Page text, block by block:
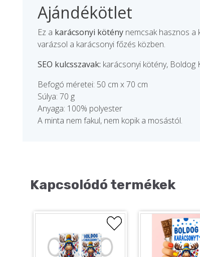
Ajándékötlet
Ez a karácsonyi köténynemcsak hasznos a
varázsol a karácsonyi főzés közben.
SEO kulcsszavak: karácsonyi kötény, Boldog
Befogó méretei: 50 cm x 70 cm
Súlya: 70 g
Anyaga: 100% polyester
A minta nem fakul, nem kopik a mosástól.
Kapcsolódó termékek